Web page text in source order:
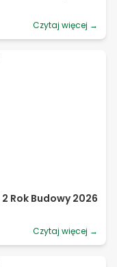
Czytaj więcej →
Rok Budowy 2026
Czytaj więcej →